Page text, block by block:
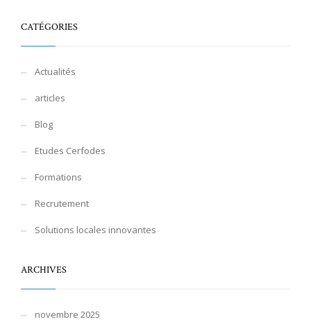
CATÉGORIES
Actualités
articles
Blog
Etudes Cerfodes
Formations
Recrutement
Solutions locales innovantes
ARCHIVES
novembre 2025